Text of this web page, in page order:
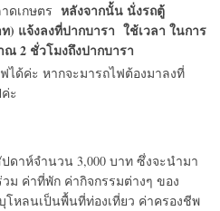
ดเกษตร หลังจากนั้น นั่งรถตู้
) แจ้งลงที่ปากบารา ใช้เวลา ในการ
2 ชั่วโมงถึงปากบารา
ได้ค่ะ หากจะมารถไฟต้องมาลงที่
ะ
ดาห์จำนวน 3,000 บาท ซึ่งจะนำมา
ม ค่าที่พัก ค่ากิจกรรมต่างๆ ของ
โหลนเป็นพื้นที่ท่องเที่ยว ค่าครองชีพ